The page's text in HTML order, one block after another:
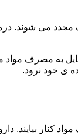
می شوند.
به مصرف مواد
ی خود نرود.
کنار بیایند.